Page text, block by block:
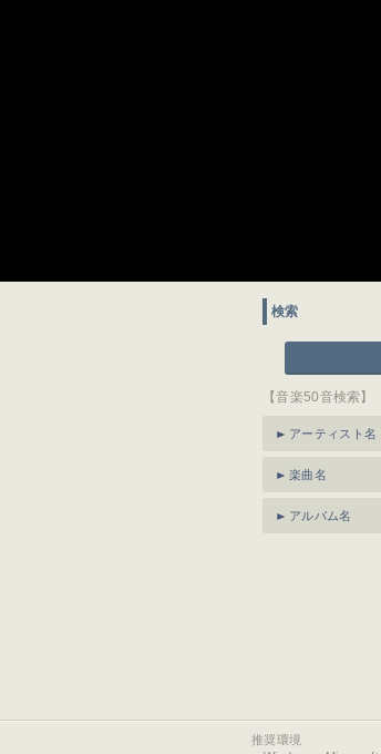
検索
【音楽50音検索】
アーティスト名
楽曲名
アルバム名
推奨環境